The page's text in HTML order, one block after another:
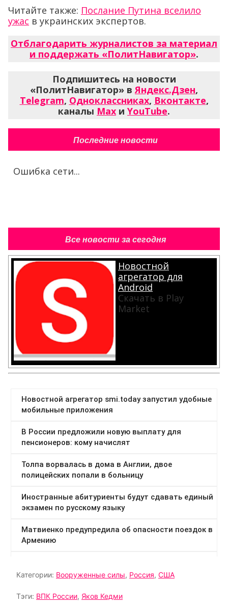
Читайте также: Послание Путина вселило
ужас в украинских экспертов.
Отблагодарить журналистов за материал
и поддержать «ПолитНавигатор».
Подпишитесь на новости
«ПолитНавигатор» вЯндекс.Дзен,
Telegram, Одноклассниках, Вконтакте,
каналы Max и YouTube.
Последние новости
Ошибка сети...
Все новости за сегодня
Новостной
агрегатор для
Android
Скачать в Play
Market
Категории: Вооруженные силы, Россия, США
Тэги: ВПК России, Яков Кедми